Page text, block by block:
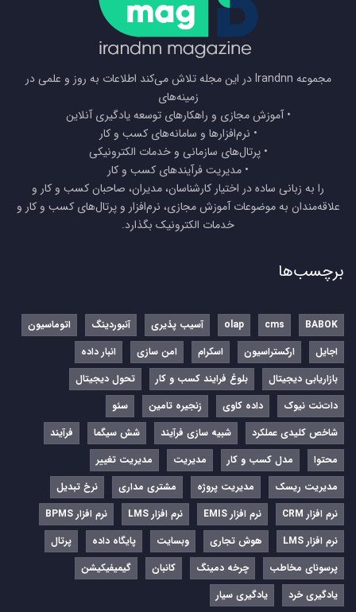
مجموعه Irandnn در این مجله تلاش می‌کند اطلاعات به روز و علمی در
زمینه‌های
• آموزش مجازی و راهکارهای توسعه یادگیری آنلاین
• نرم‌افزارها و سامانه‌های کسب و کار
• پرتال‌های سازمانی و خدمات الکترونیکی
• مدیریت فرآیندهای کسب و کار
را به زبانی ساده در اختیار کارشناسان، مدیران، صاحبان کسب و کار و
علاقه‌مندان به موضوعات آموزش مجازی، نرم‌افزار و پرتال‌های کسب و کار و
خدمات الکترونیک بگذارد.
برچسب‌ها
BABOK
cms
olap آسیب پذیری آنبوردینگ
اتوماسیون
اجایل
ارکستراسیون اسکرام امن سازی
انبار داده
بازاریابی دیجیتال
بلوغ فرایند کسب و کار
تحول دیجیتال
دات‌نت نیوک
داده کاوی زنجیره تامین
سئو
شاخص کلیدی عملکرد
شبیه سازی فرآیند شش سیگما
فرآیند
محتوا
مدل کسب و کار مدیریت
مدیریت تغییر
مدیریت ریسک
مدیریت پروژه مشتری مداری
نرخ تبدیل
نرم‌ افزار CRM
نرم‌ افزار EMIS نرم‌ افزار LMS
نرم افزار BPMS
نرم افزار LMS
هوش تجاری وبسایت پایگاه داده
پرتال
پرسونای مخاطب
چرخه دمینگ کانبان
گیمیفیکیشن
یادگیری خرد
یادگیری سیار